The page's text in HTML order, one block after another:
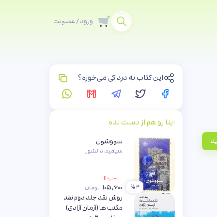
ورود / عضویت
این کتاب به درد کی می‌خوره؟
اینا رو هم از دست نده
۴ %
سووشون
سیمین دانشور
۱۱۰,۰۰۰
۱۰۵,۶۰۰ تومان
روش نقد جلد دوم نقد
مکتب ها (آرمان آزادی)